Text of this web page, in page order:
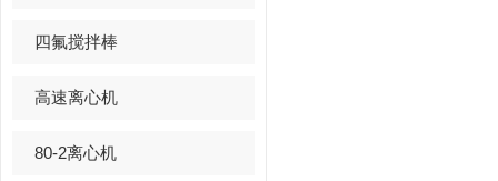
四氟搅拌棒
高速离心机
80-2离心机